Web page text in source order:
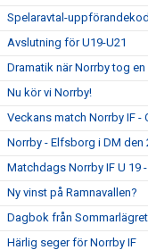
Spelaravtal-
Avslutning för U19-U21
Dramatik när Norrby tog en
Nu kör vi Norrby!
Veckans match Norrby IF -
Norrby - Elfsborg i DM den
Matchdags Norrby IF U 19
Ny vinst på Ramnavallen?
Dagbok från Sommarlägret
Härlig seger för Norrby IF